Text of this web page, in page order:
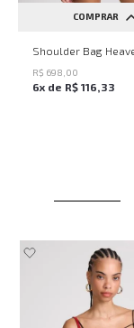
COMPRAR
UN
R$ 698 00
6x de R$ 116 33